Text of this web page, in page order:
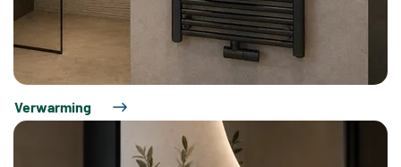
Verwarming